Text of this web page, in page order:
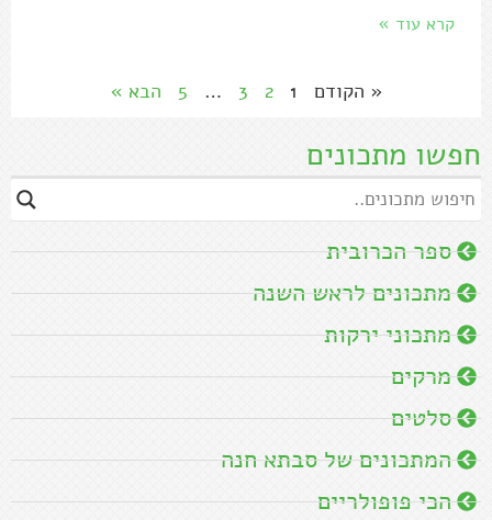
חפשו מתכונים
ספר הכרובית
מתכונים לראש השנה
מתכוני ירקות
מרקים
סלטים
המתכונים של סבתא חנה
הכי פופולריים
קרא עוד »
« הקודם 1
2
3
…
5 הבא »